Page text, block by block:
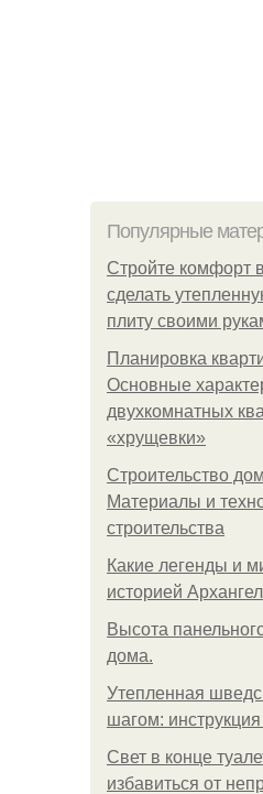
Популярные
Стройте комфорт
сделать
плиту своими
Планировка
Основные
двухкомнатных
«хрущевки»
Строительство
Материалы и
строительства
Какие легенды и
историей
Высота
дома.
Утепленная
шагом:
Свет в конце
избавиться от